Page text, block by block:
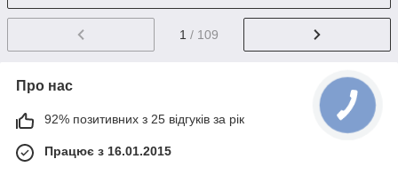
1 / 109
Про нас
92% позитивних з 25 відгуків за рік
Працює з 16.01.2015